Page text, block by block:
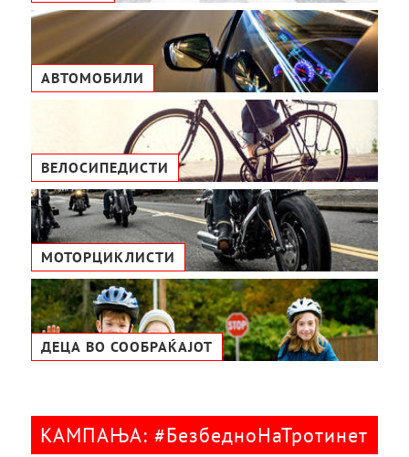
АВТОМОБИЛИ
ВЕЛОСИПЕДИСТИ
МОТОРЦИКЛИСТИ
ДЕЦА ВО СООБРАЌАЈОТ
КАМПАЊА: #БезбедноНаТротинет